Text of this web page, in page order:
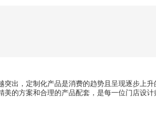
出，定制化产品是消费的趋势且呈现逐步上
的方案和合理的产品配套，是每一位门店设